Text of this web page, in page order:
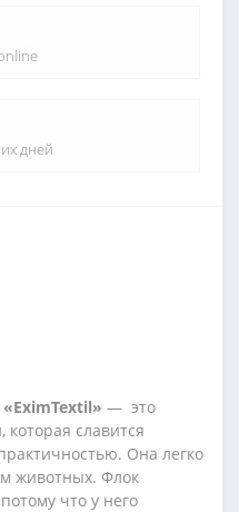
дней
«EximTextil» — это
славится
Она легко
животных. Флок
что у него